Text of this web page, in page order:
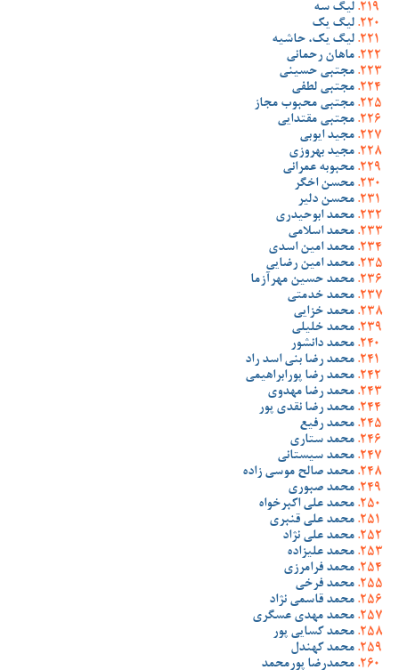
لیگ سه
لیگ یک
لیگ یک، حاشیه
ماهان رحمانی
مجتبی حسینی
مجتبی لطفی
مجتبی محبوب مجاز
مجتبی مقتدایی
مجید ایوبی
مجید بهروزی
محبوبه عمرانی
محسن اخگر
محسن دلیر
محمد ابوحیدری
محمد اسلامی
محمد امین اسدی
محمد امین رضایی
محمد حسین مهرآزما
محمد خدمتی
محمد خزایی
محمد خلیلی
محمد دانشور
محمد رضا بنی اسد راد
محمد رضا پورابراهیمی
محمد رضا مهدوی
محمد رضا نقدی پور
محمد رفیع
محمد ستاری
محمد سیستانی
محمد صالح موسی زاده
محمد صبوری
محمد علی اکبرخواه
محمد علی قنبری
محمد علی نژاد
محمد علیزاده
محمد فرامرزی
محمد فرخی
محمد قاسمی نژاد
محمد مهدی عسگری
محمد کسایی پور
محمد کهندل
محمدرضا پورمحمد